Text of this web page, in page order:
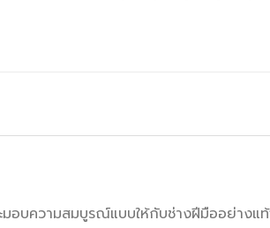
มอบความสมบูรณ์แบบให้กับช่างฝีมืออย่าง